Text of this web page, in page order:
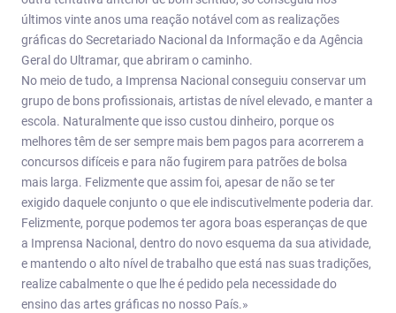
últimos vinte anos uma reação notável com as realizações
gráficas do Secretariado Nacional da Informação e da Agência
Geral do Ultramar, que abriram o caminho.
No meio de tudo, a Imprensa Nacional conseguiu conservar um
grupo de bons profissionais, artistas de nível elevado, e manter a
escola. Naturalmente que isso custou dinheiro, porque os
melhores têm de ser sempre mais bem pagos para acorrerem a
concursos difíceis e para não fugirem para patrões de bolsa
mais larga. Felizmente que assim foi, apesar de não se ter
exigido daquele conjunto o que ele indiscutivelmente poderia dar.
Felizmente, porque podemos ter agora boas esperanças de que
a Imprensa Nacional, dentro do novo esquema da sua atividade,
e mantendo o alto nível de trabalho que está nas suas tradições,
realize cabalmente o que lhe é pedido pela necessidade do
ensino das artes gráficas no nosso País.»